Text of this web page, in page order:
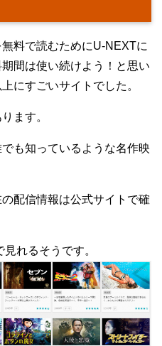
料で読むためにU-NEXTに
間は使い続けよう！と思い
にすごいサイトでした。
ます。
も知っているような名作映
配信情報は公式サイトで確
れるそうです。